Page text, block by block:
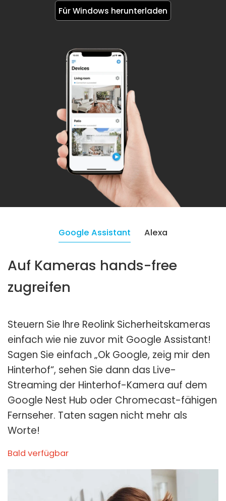
Für Windows herunterladen
Google Assistant Alexa
Auf Kameras hands-free
zugreifen
Steuern Sie Ihre Reolink Sicherheitskameras
einfach wie nie zuvor mit Google Assistant!
Sagen Sie einfach „Ok Google, zeig mir den
Hinterhof“, sehen Sie dann das Live-
Streaming der Hinterhof-Kamera auf dem
Google Nest Hub oder Chromecast-fähigen
Fernseher. Taten sagen nicht mehr als
Worte!
Bald verfügbar